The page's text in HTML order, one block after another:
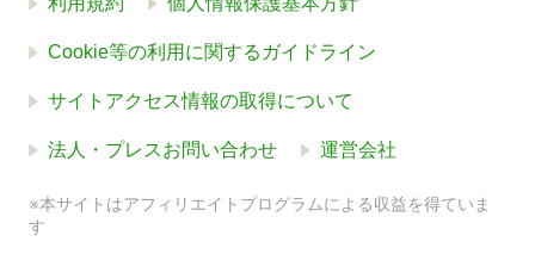
Cookie等の利用に関するガイドライン
サイトアクセス情報の取得について
法人・プレスお問い合わせ 運営会社
※本サイトはアフィリエイトプログラムによる収益を得ていま
す